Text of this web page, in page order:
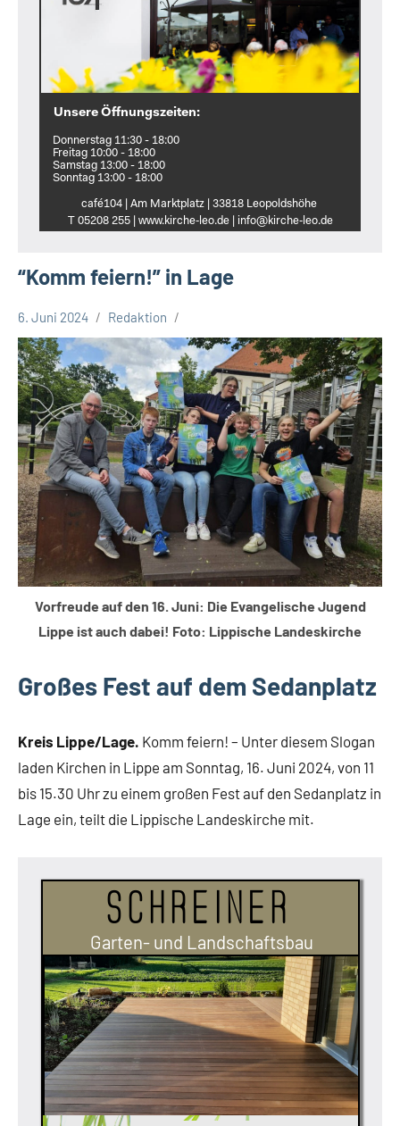
Unsere Öffnungszeiten:
Donnerstag 11:30 - 18:00
Freitag 10:00 - 18:00
Samstag 13:00 - 18:00
Sonntag 13:00 - 18:00
café104 | Am Marktplatz | 33818 Leopoldshöhe
T 05208 255 | www.kirche‑leo.de | info@kirche‑leo.de
“Komm feiern!” in Lage
Lippe
Lippische
Gesellschaft
6. Juni 2024 Redaktion
Vorfreude auf den 16. Juni: Die Evangelische Jugend
Lippe ist auch dabei! Foto: Lippische Landeskirche
Großes Fest auf dem Sedanplatz
Kreis Lippe/Lage. Komm feiern! – Unter diesem Slogan
laden Kirchen in Lippe am Sonntag, 16. Juni 2024, von 11
bis 15.30 Uhr zu einem großen Fest auf den Sedanplatz in
Lage ein, teilt die Lippische Landeskirche mit.
Schreiner
Garten- und Landschaftsbau